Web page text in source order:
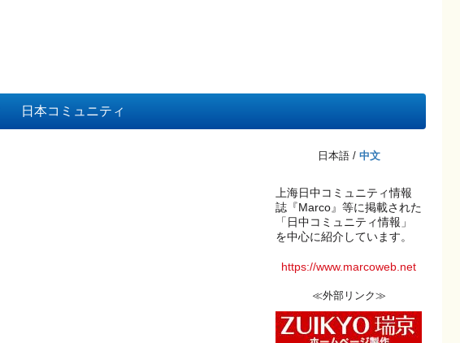
日本コミュニティ
日本語 / 中文
上海日中コミュニティ情報
誌『Marco』等に掲載された
「日中コミュニティ情報」
を中心に紹介しています。
https://www.marcoweb.net
≪外部リンク≫